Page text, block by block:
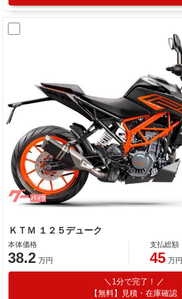
ＫＴＭ １２５デューク
本体価格
38.2 万円
支払総額
45 万円
1分で完了！
【無料】見積・在庫確認